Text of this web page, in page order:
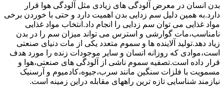
بدن انسان در معرض آلودگی های زیادی مثل آلودگی هوا قرار
دارد.به همین دلیل سم زدایی بدن اهمیت دارد و حتی با خوردن برخی
مواد غذایی می توان سم زدایی را انجام داد.انتخاب مواد غذایی
نامناسب،مات گوارشی و استرس می تواند میزان سم را در بدن
زیاد دهد.تولید آلاینده ها و سموم متعدد یکی از مات دنیای صنعتی
است،موادی که روزانه انسان و سایر موجودات زنده را مورد هدف
قرار داده است.تصفیه سموم ناشی از آلودگی های صنعتی،هوا و
مسمویت با فلزات سنگین مانند سرب،جیوه،کادمیوم و آرسنیک
نیازمند شناسایی تازه ترین راههای مقابله دراین زمینه است.